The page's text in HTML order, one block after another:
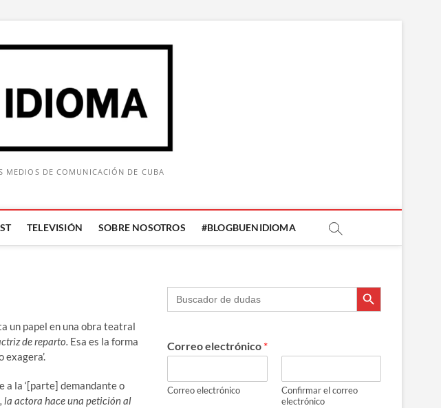
MEDIOS DE COMUNICACIÓN DE CUBA
TELEVISIÓN SOBRE NOSOTROS #BLOGBUENIDIOMA
Buscar: Botón de búsqueda
un papel en una obra teatral
de reparto. Esa es la forma
a la ‘[parte] demandante o
la actora hace una petición al
Buscar: Botón de búsqueda
Correo electrónico *
Correo electrónico
Confirmar el correo
electrónico